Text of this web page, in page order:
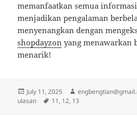
memanfaatkan semua
menjadikan pengalaman
menyenangkan dengan
shopdayzon yang menawarkan
menarik!
Posted
on
July 11, 2025 Author
ulasan
Tags
11, 12, 13